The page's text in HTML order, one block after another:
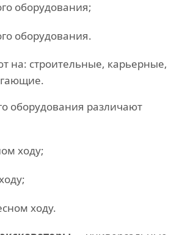
оборудования;
оборудования.
на: строительные, карьерные,
оборудования различают
ходу;
ходу.